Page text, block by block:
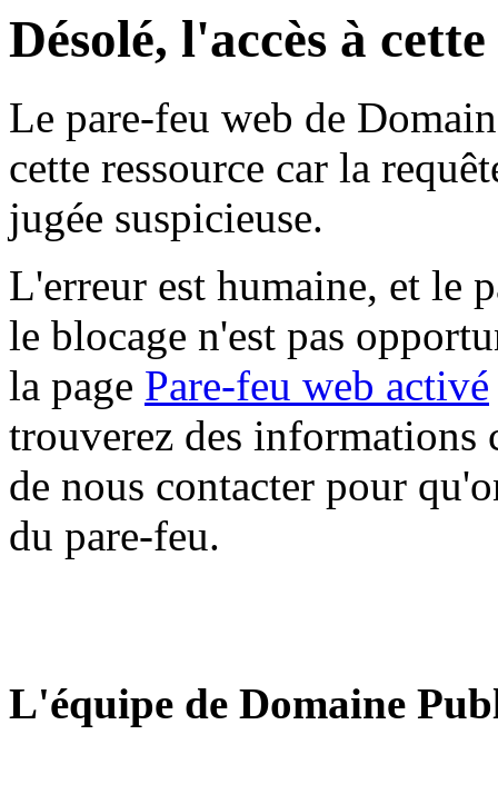
Désolé, l'accès à
Le pare-feu web de
cette ressource car la
jugée suspicieuse.
L'erreur est humaine, et le
le blocage n'est pas
la page Pare-feu web activé
trouverez des informations
de nous contacter pour
du pare-feu.
L'équipe de Domaine